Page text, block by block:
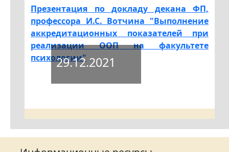
Презентация по докладу декана ФП,
профессора И.С. Вотчина "Выполнение
аккредитационных показателей при
реализации ООП на факультете
психологии"
29.12.2021